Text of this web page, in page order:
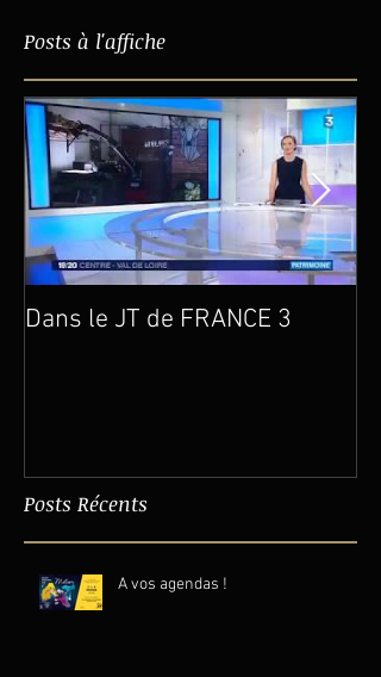
Posts à l'affiche
Dans le JT de FRANCE 3
Posts Récents
A vos agendas !